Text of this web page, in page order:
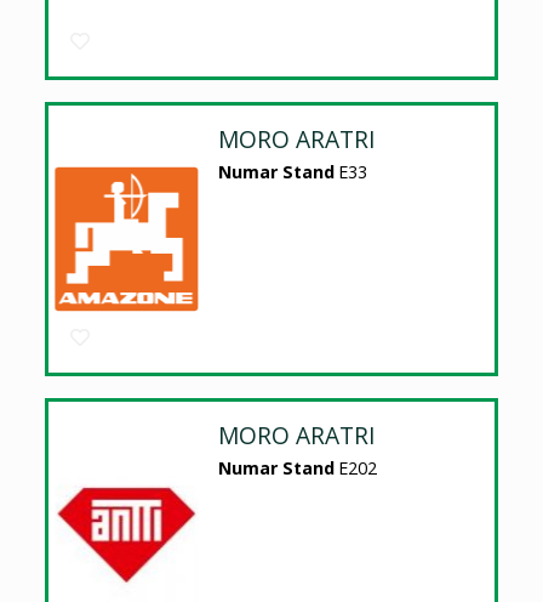
MORO ARATRI
Numar Stand E33
MORO ARATRI
Numar Stand E202